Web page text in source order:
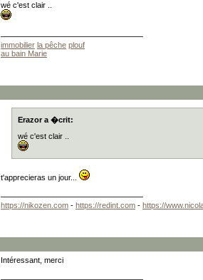
wé c'est clair ..
immobilier la pêche plouf
au bain Marie
Erazor a �crit:
wé c'est clair ..
t'apprecieras un jour...
https://nikozen.com - https://redint.com - https://
Intéressant, merci